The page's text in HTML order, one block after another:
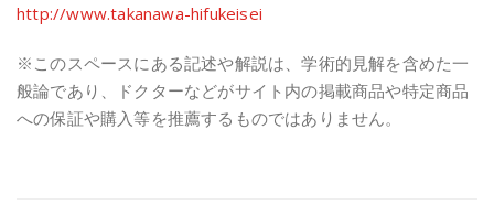
http://www.takanawa-hifukeisei
※このスペースにある記述や解説は、学術的見解を含めた一
般論であり、ドクターなどがサイト内の掲載商品や特定商品
への保証や購入等を推薦するものではありません。